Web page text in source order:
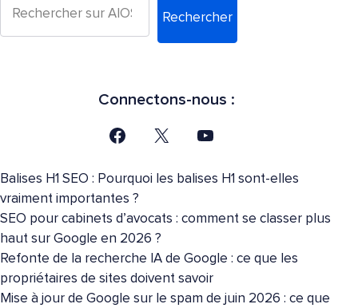
Rechercher
Connectons-nous :
Balises H1 SEO : Pourquoi les balises H1 sont-elles
vraiment importantes ?
SEO pour cabinets d’avocats : comment se classer plus
haut sur Google en 2026 ?
Refonte de la recherche IA de Google : ce que les
propriétaires de sites doivent savoir
Mise à jour de Google sur le spam de juin 2026 : ce que